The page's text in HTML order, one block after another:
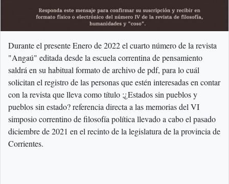
Durante el presente Enero de 2022 el cuarto número de la revista
"Angaú" editada desde la escuela correntina de pensamiento
saldrá en su habitual formato de archivo de pdf, para lo cuál
solicitan el registro de las personas que estén interesadas en contar
con la revista que lleva como título ;¿Estados sin pueblos y
pueblos sin estado? referencia directa a las memorias del VI
simposio correntino de filosofía política llevado a cabo el pasado
diciembre de 2021 en el recinto de la legislatura de la provincia de
Corrientes.